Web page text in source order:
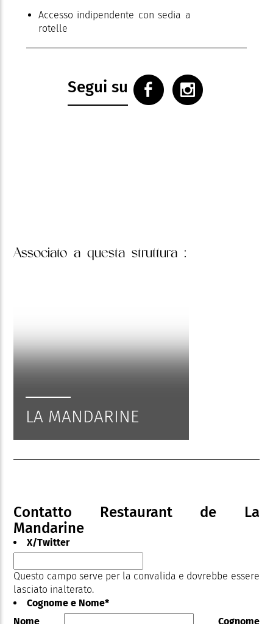
Accesso indipendente con sedia a
rotelle
Segui su
Associato a questa struttura :
LA MANDARINE
Contatto Restaurant de La
Mandarine
X/Twitter
Questo campo serve per la convalida e dovrebbe essere
lasciato inalterato.
Cognome e Nome*
Nome
Cognome